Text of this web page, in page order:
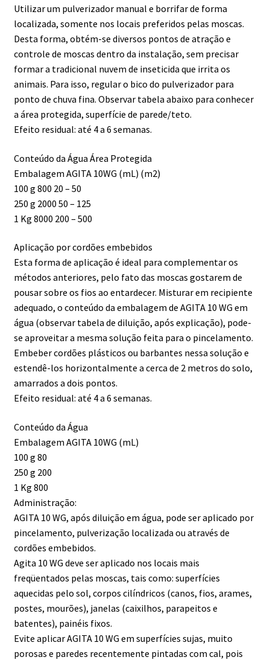
Utilizar um pulverizador manual e borrifar de forma
localizada, somente nos locais preferidos pelas moscas.
Desta forma, obtém-se diversos pontos de atração e
controle de moscas dentro da instalação, sem precisar
formar a tradicional nuvem de inseticida que irrita os
animais. Para isso, regular o bico do pulverizador para
ponto de chuva fina. Observar tabela abaixo para conhecer
a área protegida, superfície de parede/teto.
Efeito residual: até 4 a 6 semanas.
Conteúdo da Água Área Protegida
Embalagem AGITA 10WG (mL) (m2)
100 g 800 20 – 50
250 g 2000 50 – 125
1 Kg 8000 200 – 500
Aplicação por cordões embebidos
Esta forma de aplicação é ideal para complementar os
métodos anteriores, pelo fato das moscas gostarem de
pousar sobre os fios ao entardecer. Misturar em recipiente
adequado, o conteúdo da embalagem de AGITA 10 WG em
água (observar tabela de diluição, após explicação), pode-
se aproveitar a mesma solução feita para o pincelamento.
Embeber cordões plásticos ou barbantes nessa solução e
estendê-los horizontalmente a cerca de 2 metros do solo,
amarrados a dois pontos.
Efeito residual: até 4 a 6 semanas.
Conteúdo da Água
Embalagem AGITA 10WG (mL)
100 g 80
250 g 200
1 Kg 800
Administração:
AGITA 10 WG, após diluição em água, pode ser aplicado por
pincelamento, pulverização localizada ou através de
cordões embebidos.
Agita 10 WG deve ser aplicado nos locais mais
freqüentados pelas moscas, tais como: superfícies
aquecidas pelo sol, corpos cilíndricos (canos, fios, arames,
postes, mourões), janelas (caixilhos, parapeitos e
batentes), painéis fixos.
Evite aplicar AGITA 10 WG em superfícies sujas, muito
porosas e paredes recentemente pintadas com cal, pois